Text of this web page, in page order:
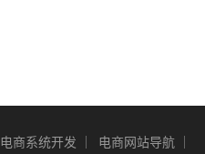
电商系统开发 电商网站导航